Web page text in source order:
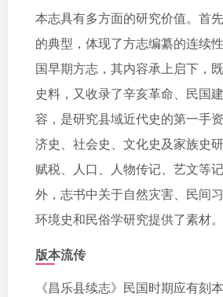
本志具有多方面的研究价值。首
的典型，体现了方志编纂的连续
国早期方志，其内容承上启下，
史料，又收录了辛亥革命、民国
容，是研究县域近代史的第一手
济史、社会史、文化史及家族史
赋税、人口、人物传记、艺文等
外，志书中关于自然灾害、民间
环境史和民俗学研究提供了素材。
版本流传
《昌乐县续志》民国时期应有刻